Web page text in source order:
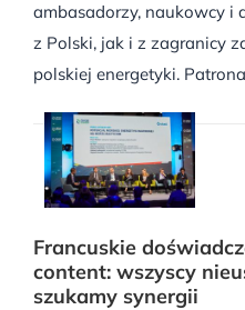
ambasadorzy, naukowcy i
z Polski, jak i z zagranicy
polskiej energetyki.
Francuskie
content: wszyscy
szukamy synergii